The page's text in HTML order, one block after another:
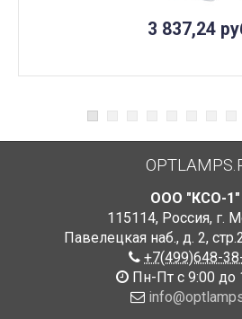
3 837,24
ООО "КСО-1"
115114, Россия, г.
Павелецкая наб., д. 2,
+7(499)648-
Пн-Пт с 9:00 до